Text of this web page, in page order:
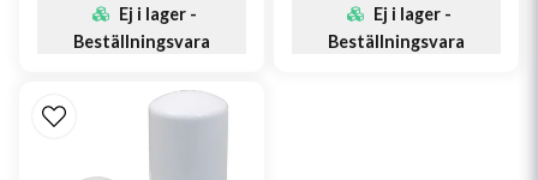
Ej i lager -
Beställningsvara
Ej i lager -
Beställningsvara